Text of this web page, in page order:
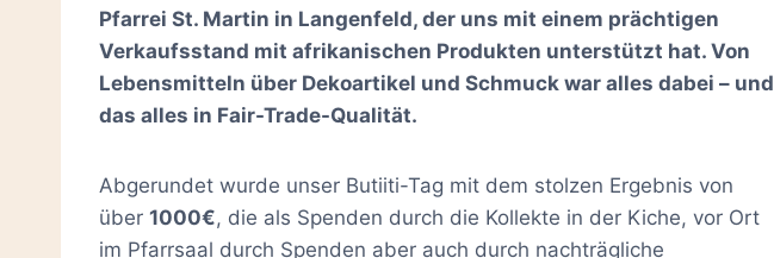
Pfarrei St. Martin in Langenfeld, der uns mit einem prächtigen
Verkaufsstand mit afrikanischen Produkten unterstützt hat. Von
Lebensmitteln über Dekoartikel und Schmuck war alles dabei – und
das alles in Fair-Trade-Qualität.
Abgerundet wurde unser Butiiti-Tag mit dem stolzen Ergebnis von
über 1000€, die als Spenden durch die Kollekte in der Kiche, vor Ort
im Pfarrsaal durch Spenden aber auch durch nachträgliche